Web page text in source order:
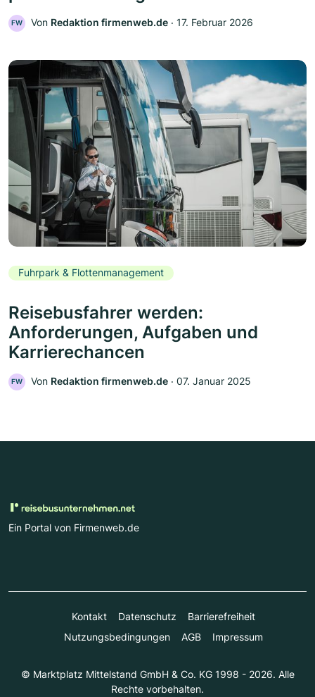
FW Von Redaktion firmenweb.de ‧ 17. Februar 2026
Fuhrpark & Flottenmanagement
Reisebusfahrer werden:
Anforderungen, Aufgaben und
Karrierechancen
FW Von Redaktion firmenweb.de ‧ 07. Januar 2025
Ein Portal von Firmenweb.de
Kontakt Datenschutz
Barrierefreiheit
Nutzungsbedingungen
AGB Impressum
© Marktplatz Mittelstand GmbH & Co. KG 1998 - 2026. Alle
Rechte vorbehalten.